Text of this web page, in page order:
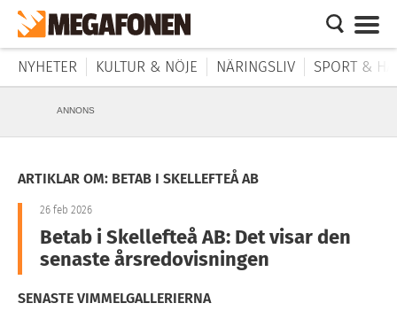
NYHETER KULTUR & NÖJE NÄRINGSLIV SPORT &
ANNONS
ARTIKLAR OM: BETAB I SKELLEFTEÅ AB
26 feb 2026
Betab i Skellefteå AB: Det visar den
senaste årsredovisningen
SENASTE VIMMELGALLERIERNA